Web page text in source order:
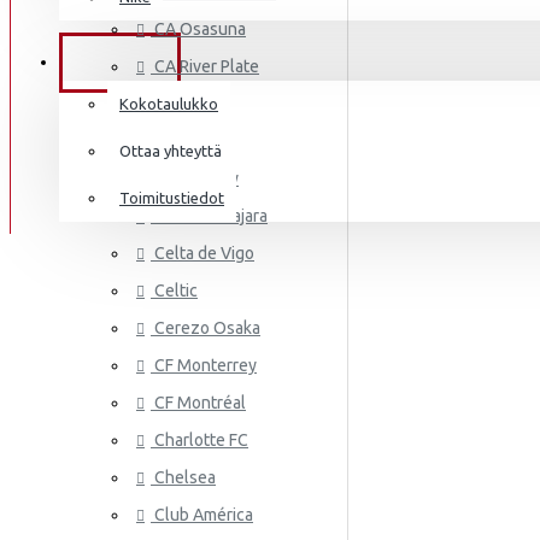
Italia
Mali
Meksiko
Marokko
Uusi-Seelanti
Nigeria
Frenkie de Jong
Mbappé
Donnarumma
A.Becker
Haaland
TIEDOT
Kokotaulukko
Ottaa yhteyttä
Toimitustiedot
CA Osasuna
CA River Plate
Cádiz CF
Cagliari
Cardiff City
CD Guadalajara
Celta de Vigo
Celtic
Cerezo Osaka
CF Monterrey
CF Montréal
Charlotte FC
Chelsea
Club América